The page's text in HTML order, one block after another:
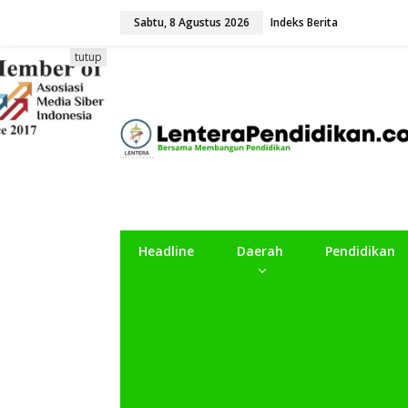
a
t
i
k
e
k
Sabtu, 8 Agustus 2026 Indeks Berita
Headline Daerah Pendidikan
tutup